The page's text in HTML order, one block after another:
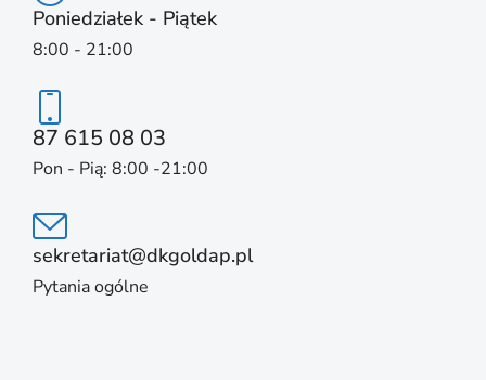
Poniedziałek - Piątek
8:00 - 21:00
87 615 08 03
Pon - Pią: 8:00 -21:00
sekretariat@dkgoldap.pl
Pytania ogólne